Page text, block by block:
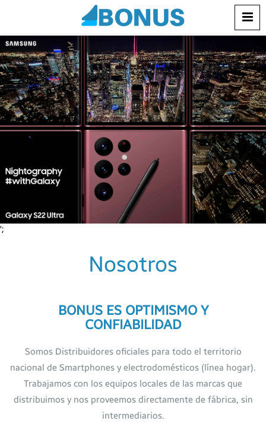
';
Nosotros
BONUS ES OPTIMISMO Y
CONFIABILIDAD
Somos Distribuidores oficiales para todo el territorio
nacional de Smartphones y electrodomésticos (línea hogar).
Trabajamos con los equipos locales de las marcas que
distribuimos y nos proveemos directamente de fábrica, sin
intermediarios.